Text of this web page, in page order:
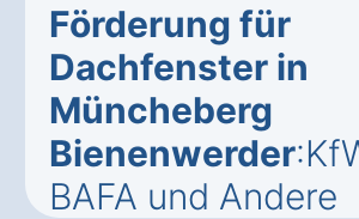
Förderung für
Dachfenster in
Müncheberg
Bienenwerder
BAFA und Andere